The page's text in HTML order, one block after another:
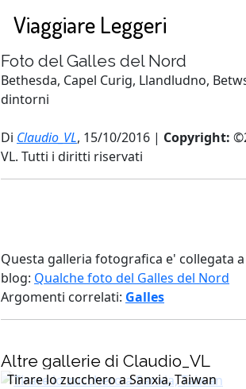
Viaggiare Leggeri
Foto del Galles del Nord
Bethesda, Capel Curig, Llandludno,
dintorni
Di Claudio_VL, 15/10/2016 | Copyright:
VL. Tutti i diritti riservati
Questa galleria fotografica e' collegata
blog: Qualche foto del Galles del Nord
Argomenti correlati: Galles
Altre gallerie di Claudio_VL
Tirare lo zucchero a Sanxia, Taiwan